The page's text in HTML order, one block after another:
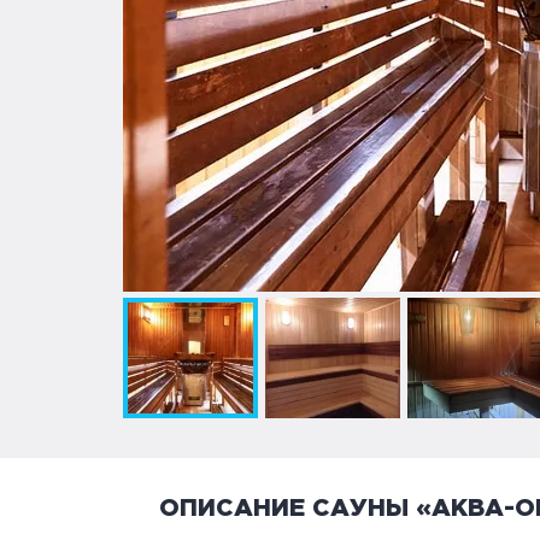
ОПИСАНИЕ САУНЫ «АКВА-